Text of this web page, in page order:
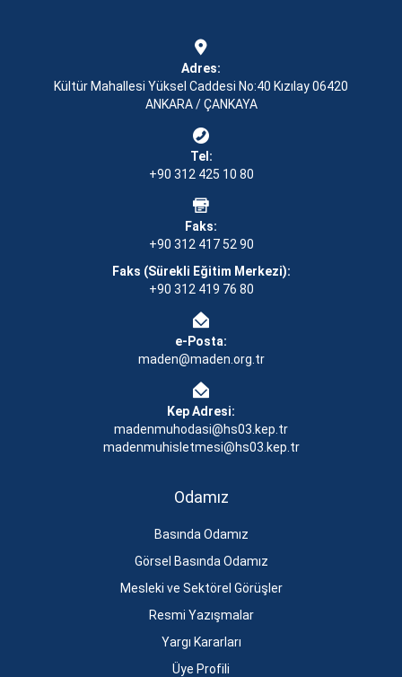
Adres:
Kültür Mahallesi Yüksel Caddesi No:40 Kızılay 06420
ANKARA / ÇANKAYA
Tel:
+90 312 425 10 80
Faks:
+90 312 417 52 90
Faks (Sürekli Eğitim Merkezi):
+90 312 419 76 80
e-Posta:
maden@maden.org.tr
Kep Adresi:
madenmuhodasi@hs03.kep.tr
madenmuhisletmesi@hs03.kep.tr
Odamız
Basında Odamız
Görsel Basında Odamız
Mesleki ve Sektörel Görüşler
Resmi Yazışmalar
Yargı Kararları
Üye Profili